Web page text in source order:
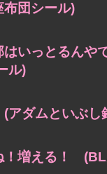
団シール)
いっとるんや
ル)
ダムといぶし
！増える！